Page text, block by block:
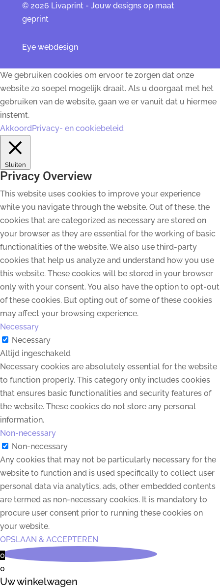
© 2026 Livaprint - Jouw designs op maat
geprint
Eye webdesign
We gebruiken cookies om ervoor te zorgen dat onze
website zo soepel mogelijk draait. Als u doorgaat met het
gebruiken van de website, gaan we er vanuit dat u hiermee
instemt.
AkkoordPrivacy- en cookiebeleid
Sluiten
Privacy Overview
This website uses cookies to improve your experience
while you navigate through the website. Out of these, the
cookies that are categorized as necessary are stored on
your browser as they are essential for the working of basic
functionalities of the website. We also use third-party
cookies that help us analyze and understand how you use
this website. These cookies will be stored in your browser
only with your consent. You also have the option to opt-out
of these cookies. But opting out of some of these cookies
may affect your browsing experience.
Necessary
Necessary
Altijd ingeschakeld
Necessary cookies are absolutely essential for the website
to function properly. This category only includes cookies
that ensures basic functionalities and security features of
the website. These cookies do not store any personal
information.
Non-necessary
Non-necessary
Any cookies that may not be particularly necessary for the
website to function and is used specifically to collect user
personal data via analytics, ads, other embedded contents
are termed as non-necessary cookies. It is mandatory to
procure user consent prior to running these cookies on
your website.
OPSLAAN & ACCEPTEREN
0
0
Uw winkelwagen